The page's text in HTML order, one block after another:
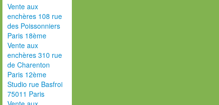
Vente aux
enchères 108 rue
des Poissonniers
Paris 18ème
Vente aux
enchères 310 rue
de Charenton
Paris 12ème
Studio rue Basfroi
75011 Paris